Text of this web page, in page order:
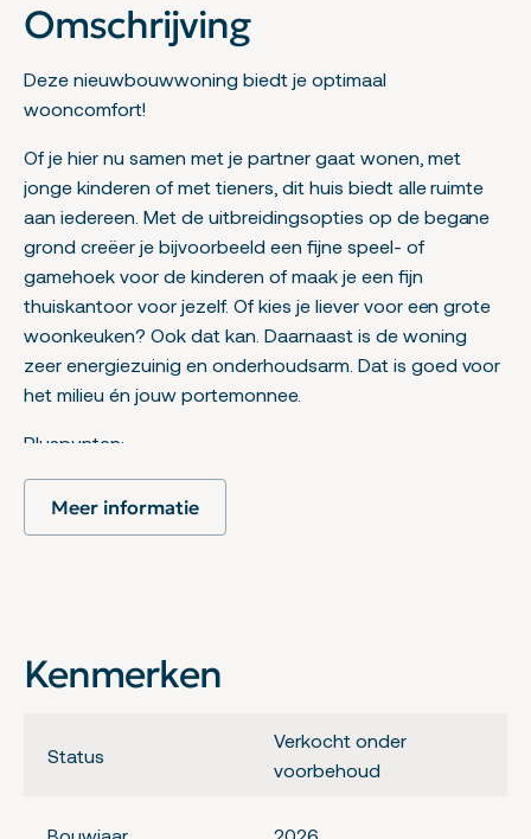
Omschrijving
Deze nieuwbouwwoning biedt je optimaal
wooncomfort!
Of je hier nu samen met je partner gaat wonen, met
jonge kinderen of met tieners, dit huis biedt alle ruimte
aan iedereen. Met de uitbreidingsopties op de begane
grond creëer je bijvoorbeeld een fijne speel- of
gamehoek voor de kinderen of maak je een fijn
thuiskantoor voor jezelf. Of kies je liever voor een grote
woonkeuken? Ook dat kan. Daarnaast is de woning
zeer energiezuinig en onderhoudsarm. Dat is goed voor
het milieu én jouw portemonnee.
Pluspunten:
– Vloerverwarming op alle verdiepingen
– Voldoende parkeergelegenheid op eigen terrein
– Grote tweede verdieping, met meerdere
– Veel lichtinval door de grote raampartijen
– Diverse indelings- en uitbreidingsmogelijkheden
Meer informatie
Kenmerken
Status
Verkocht onder
voorbehoud
Bouwjaar 2026